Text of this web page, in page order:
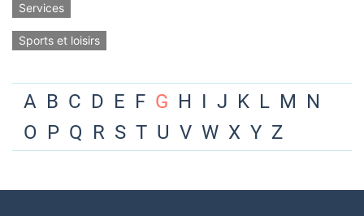
Services
Sports et loisirs
A B C D E F G H I J K L M N
O P Q R S T U V W X Y Z